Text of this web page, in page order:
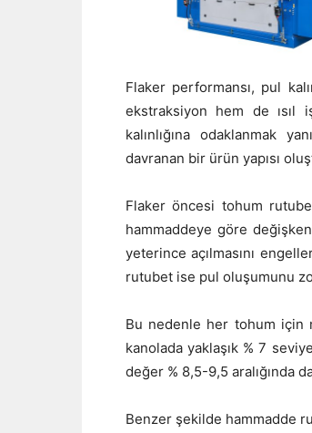
Flaker performansı, pul
ekstraksiyon hem de ısıl
kalınlığına odaklanmak
davranan bir ürün yapısı
Flaker öncesi tohum
hammaddeye göre
yeterince açılmasını
rutubet ise pul oluşumunu
Bu nedenle her tohum için
kanolada yaklaşık % 7
değer % 8,5-9,5 aralığında
Benzer şekilde hammadde